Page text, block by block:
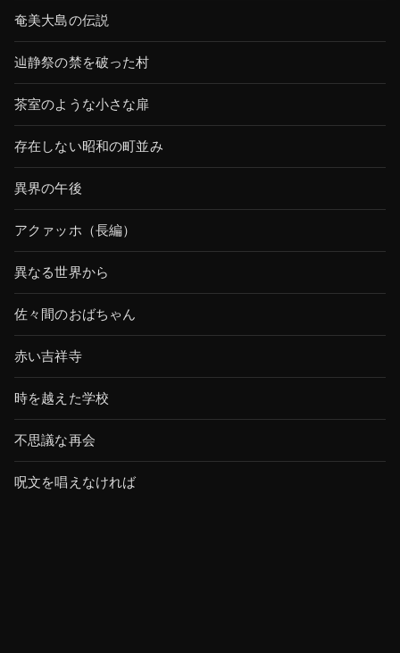
奄美大島の伝説
辿静祭の禁を破った村
茶室のような小さな扉
存在しない昭和の町並み
異界の午後
アクァッホ（長編）
異なる世界から
佐々間のおばちゃん
赤い吉祥寺
時を越えた学校
不思議な再会
呪文を唱えなければ